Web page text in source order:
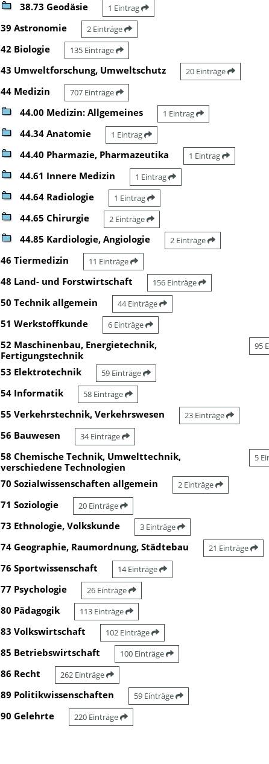
38.73 Geodäsie 1 Eintrag
39 Astronomie 2 Einträge
42 Biologie 135 Einträge
43 Umweltforschung, Umweltschutz 20 Einträge
44 Medizin 707 Einträge
44.00 Medizin: Allgemeines 1 Eintrag
44.34 Anatomie 1 Eintrag
44.40 Pharmazie, Pharmazeutika 1 Eintrag
44.61 Innere Medizin 1 Eintrag
44.64 Radiologie 1 Eintrag
44.65 Chirurgie 2 Einträge
44.85 Kardiologie, Angiologie 2 Einträge
46 Tiermedizin 11 Einträge
48 Land- und Forstwirtschaft 156 Einträge
50 Technik allgemein 44 Einträge
51 Werkstoffkunde 6 Einträge
52 Maschinenbau, Energietechnik,
Fertigungstechnik
95
53 Elektrotechnik 59 Einträge
54 Informatik 58 Einträge
55 Verkehrstechnik, Verkehrswesen 23 Einträge
56 Bauwesen 34 Einträge
58 Chemische Technik, Umwelttechnik,
verschiedene Technologien
5
70 Sozialwissenschaften allgemein 2 Einträge
71 Soziologie 20 Einträge
73 Ethnologie, Volkskunde 3 Einträge
74 Geographie, Raumordnung, Städtebau 21 Einträge
76 Sportwissenschaft 14 Einträge
77 Psychologie 26 Einträge
80 Pädagogik 113 Einträge
83 Volkswirtschaft 102 Einträge
85 Betriebswirtschaft 100 Einträge
86 Recht 262 Einträge
89 Politikwissenschaften 59 Einträge
90 Gelehrte 220 Einträge